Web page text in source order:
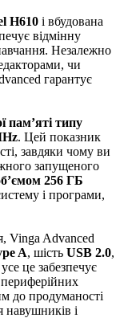
H610 і вбудована
відмінну
Незалежно
чи
гарантує
пам’яті типу
. Цей показник
завдяки чому ви
запущеного
256 ГБ
і програми,
Vinga Advanced
A, шість USB 2.0,
це забезпечує
до продуманості
навушників і